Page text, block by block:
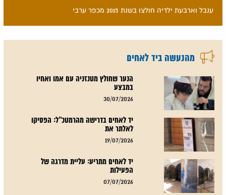
ענבל וארבעת ילדיה חולצו בשנת 2015 מכפר ערבי
מהנעשה ביד לאחים
הנער שחולץ מטנזניה עם אמו ואחיו
במבצע
30/07/2026
יד לאחים בדרישה מהרמטכ"ל: הפסיקו
לאלתר את
19/07/2026
יד לאחים מתריע: עליית מדרגה של
הפעילות
07/07/2026